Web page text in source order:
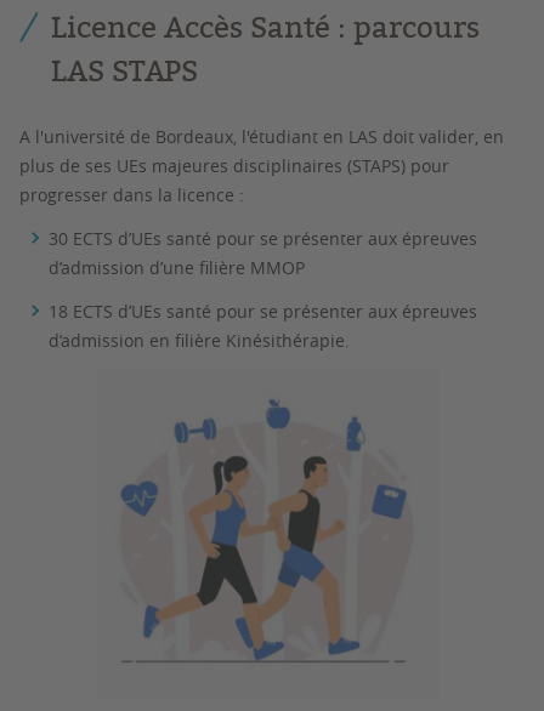
Licence Accès Santé : parcours
LAS STAPS
A l'université de Bordeaux, l'étudiant en LAS doit valider, en
plus de ses UEs majeures disciplinaires (STAPS) pour
progresser dans la licence :
30 ECTS d’UEs santé pour se présenter aux épreuves
d’admission d’une filière MMOP
18 ECTS d’UEs santé pour se présenter aux épreuves
d’admission en filière Kinésithérapie.